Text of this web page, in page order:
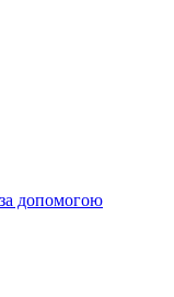
допомогою